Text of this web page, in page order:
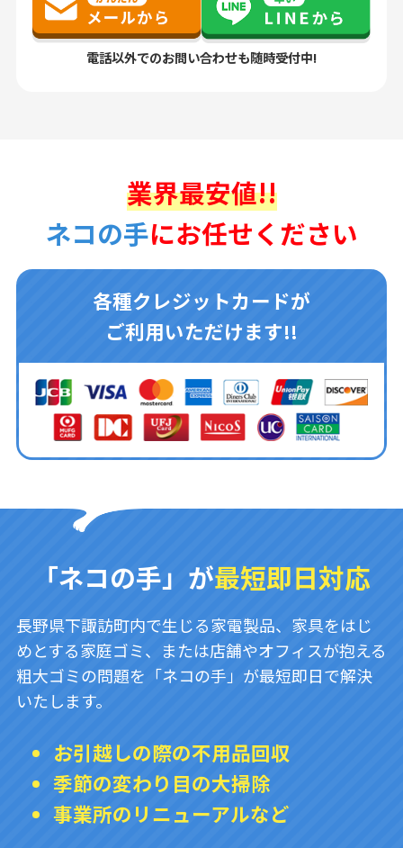
電話以外でのお問い合わせも随時受付中!
業界最安値!!
ネコの手にお任せください
各種クレジットカードが
ご利用いただけます!!
「ネコの手」が最短即日対応
長野県下諏訪町内で生じる家電製品、家具をはじ
めとする家庭ゴミ、または店舗やオフィスが抱える
粗大ゴミの問題を「ネコの手」が最短即日で解決
いたします。
お引越しの際の不用品回収
季節の変わり目の大掃除
事業所のリニューアルなど